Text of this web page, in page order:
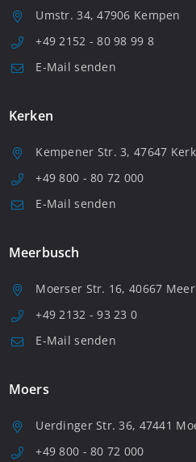
Umstr. 34, 47906 Kempen
+49 2152 - 80 98 99 8
E-Mail senden
Kerken
Kempener Str. 3, 47647
+49 800 - 80 72 000
E-Mail senden
Meerbusch
Moerser Str. 16, 40667
+49 2132 - 93 23 0
E-Mail senden
Moers
Uerdinger Str. 36, 47441
+49 800 - 80 72 000